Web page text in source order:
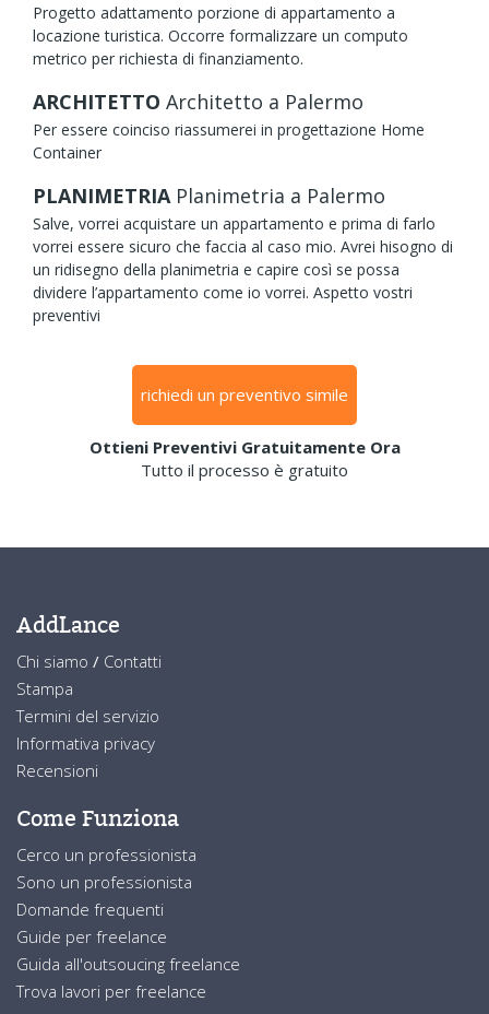
Progetto adattamento porzione di appartamento a
locazione turistica. Occorre formalizzare un computo
metrico per richiesta di finanziamento.
ARCHITETTO Architetto a Palermo
Per essere coinciso riassumerei in progettazione Home
Container
PLANIMETRIA Planimetria a Palermo
Salve, vorrei acquistare un appartamento e prima di farlo
vorrei essere sicuro che faccia al caso mio. Avrei hisogno di
un ridisegno della planimetria e capire così se possa
dividere l’appartamento come io vorrei. Aspetto vostri
preventivi
richiedi un preventivo simile
Ottieni Preventivi Gratuitamente Ora
Tutto il processo è gratuito
AddLance
Chi siamo / Contatti
Stampa
Termini del servizio
Informativa privacy
Recensioni
Come Funziona
Cerco un professionista
Sono un professionista
Domande frequenti
Guide per freelance
Guida all'outsoucing freelance
Trova lavori per freelance